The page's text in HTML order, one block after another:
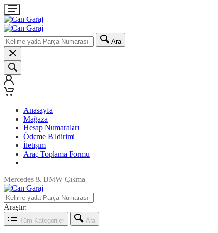
Ara
Anasayfa
Mağaza
Hesap Numaraları
Ödeme Bildirimi
İletişim
Araç Toplama Formu
Mercedes & BMW Çıkma
Araştır:
Tüm Kategoriler Ara